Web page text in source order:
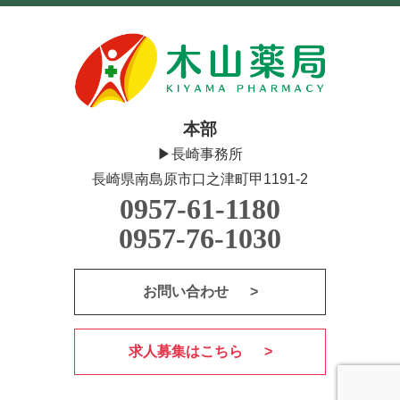
本部
▶長崎事務所
長崎県南島原市口之津町甲1191-2
0957-61-1180
0957-76-1030
お問い合わせ
求人募集はこちら